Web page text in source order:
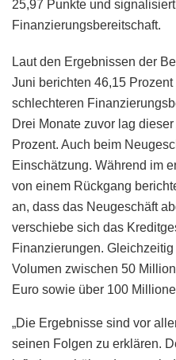
25,97 Punkte und
Finanzierungsbereitschaft.
Laut den Ergebnissen der
Juni berichten 46,15
schlechteren
Drei Monate zuvor lag
Prozent. Auch beim
Einschätzung. Während im
von einem Rückgang
an, dass das Neugeschäft
verschiebe sich das
Finanzierungen.
Volumen zwischen 50
Euro sowie über 100
„Die Ergebnisse sind vor
seinen Folgen zu erklären.